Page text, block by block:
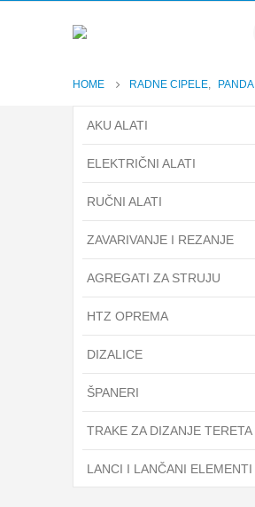
HOME RADNE CIPELE,
AKU ALATI
ELEKTRIČNI ALATI
RUČNI ALATI
ZAVARIVANJE I REZANJE
AGREGATI ZA STRUJU
HTZ OPREMA
DIZALICE
ŠPANERI
TRAKE ZA DIZANJE TERETA
LANCI I LANČANI ELEMENTI